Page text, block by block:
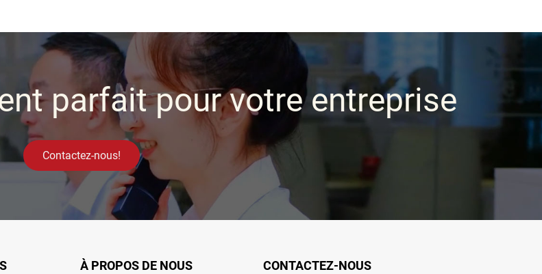
parfait pour votre entreprise
Contactez-nous!
À PROPOS DE NOUS CONTACTEZ-NOUS